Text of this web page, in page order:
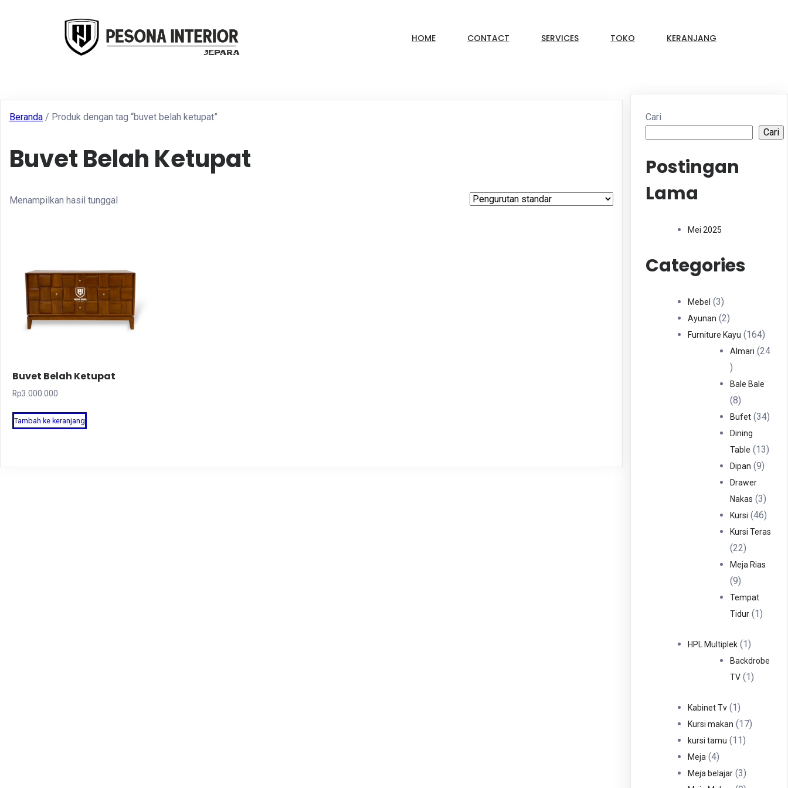
HOME CONTACT SERVICES TOKO KERANJANG
Beranda / Produk dengan tag “buvet belah ketupat”
Buvet Belah Ketupat
Menampilkan hasil tunggal
Buvet Belah Ketupat
Rp3.000.000
Tambah ke keranjang
Cari
Cari
Postingan
Lama
Mei 2025
Categories
Mebel 33
Produk
Ayunan 22
Produk
Furniture Kayu 164164
Almari
24
24
Produk
Bale Bale
88
Produk
Bufet 3434
Dining
Table
1313
Dipan 99
Drawer
Nakas
33
Kursi 4646
Kursi Teras
2222
Produk
Meja Rias
99
Produk
Tempat
Tidur
11
HPL Multiplek 11
Produk
Backdrobe
TV
11
Kabinet Tv 11
Produk
Kursi makan 1717
kursi tamu 1111
Meja 44
Produk
Meja belajar 33